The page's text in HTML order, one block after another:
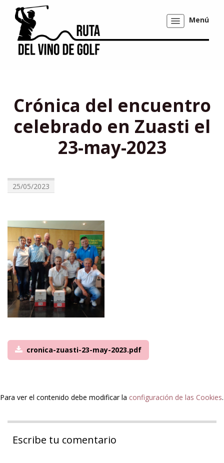
Mostrar/ocultar
navegación
Menú
Crónica del encuentro
celebrado en Zuasti el
23-may-2023
25/05/2023
cronica-zuasti-23-may-2023.pdf
Para ver el contenido debe modificar la configuración de las Cookies.
Escribe tu comentario